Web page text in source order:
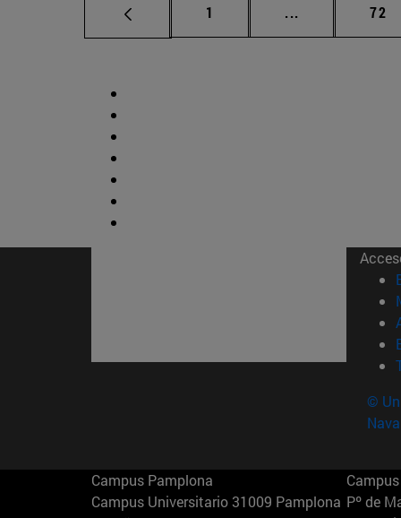
Página
1 ... Páginas 72
©
Campus Pamplona
Campus Universitario 31009 Pamplona Pº de